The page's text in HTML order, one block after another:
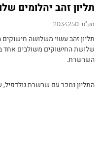
תליון זהב יהלומים
מק"ט:2034250
תליון זהב עשוי משלושה
שלושת החישוקים משולבים אחד
השרשרת.
התליון נמכר עם שרשרת